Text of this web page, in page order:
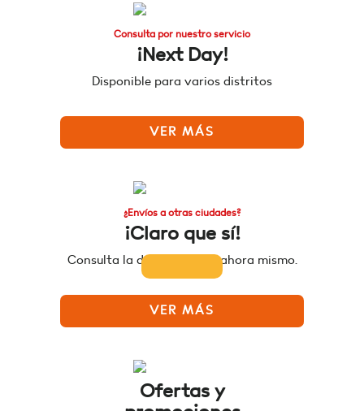
Consulta por nuestro servicio
¡Next Day!
Disponible para varios distritos
VER MÁS
¿Envíos a otras ciudades?
¡Claro que sí!
Consulta la disponibilidad ahora mismo.
VER MÁS
Ofertas y